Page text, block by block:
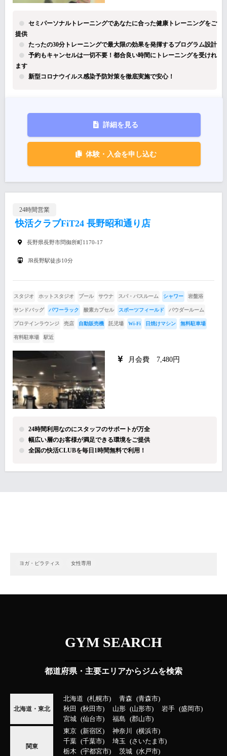
セミパーソナルトレーニングであなたに合った健康トレーニングをご
提供
たったの30分トレーニングで最大限の効果を発揮するプログラム設計
予約もキャンセルは一切不要！都合良い時間にトレーニングを受けれ
ます
新型コロナウイルス感染予防対策を徹底実施で安心！
詳細を見る
体験・入会を申し込む
24時間営業
快活クラブFiT24 長野昭和通り店
長野県長野市問御所町1170-17
JR長野駅徒歩10分
スタジオ ホットスタジオ プール サウナ スパ・バスルーム シャワー 岩盤浴
サンドバッグ パワーラック 酸素カプセル スポーツフィールド パウダールーム
プロテインラウンジ 売店 自動販売機 託児場 Wi-Fi 日焼けマシン 無料駐車場
有料駐車場 駅近
月会費 7,480円
24時間利用なのにスタッフのサポートが万全
幅広い層のお客様が満足できる環境をご提供
全国の快活CLUBを毎日1時間無料で利用！
ヨガ・ピラティス 女性専用
GYM SEARCH
都道府県・主要エリアからジムを検索
北海道・東北
北海道 札幌市 青森
青森市
秋田
秋田市 山形 山形市 岩手
盛岡市
宮城
仙台市 福島 郡山市
関東
東京 新宿区 神奈川
横浜市
千葉
千葉市 埼玉
さいたま市
栃木
宇都宮市 茨城
水戸市